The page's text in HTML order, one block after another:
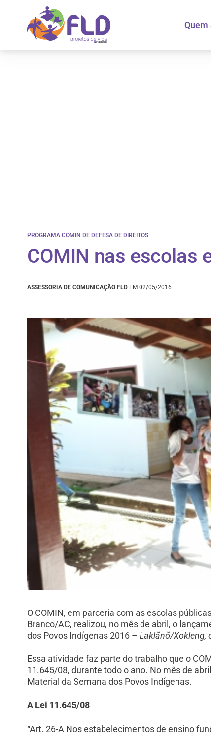
Quem
PROGRAMA COMIN DE DEFESA DE DIREITOS
COMIN nas escolas
ASSESSORIA DE COMUNICAÇÃO FLD EM 02/05/2016
O COMIN, em parceria com as escolas
Branco/AC, realizou, no mês de abril, o
dos Povos Indígenas 2016 –Laklãnõ/Xokleng,
Essa atividade faz parte do trabalho que o
11.645/08, durante todo o ano. No mês de
Material da Semana dos Povos Indígenas.
A Lei 11.645/08
“Art. 26-A Nos estabelecimentos de ensino